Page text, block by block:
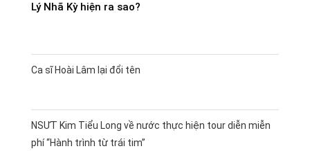
Lý Nhã Kỳ hiện ra sao?
Ca sĩ Hoài Lâm lại đổi tên
NSƯT Kim Tiểu Long về nước thực hiện tour diễn miễn
phí “Hành trình từ trái tim”